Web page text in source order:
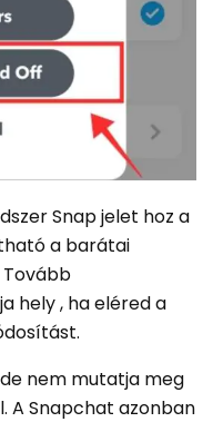
Snap jelet hoz a
a barátai
hely , ha eléred a
nem mutatja meg
A Snapchat azonban